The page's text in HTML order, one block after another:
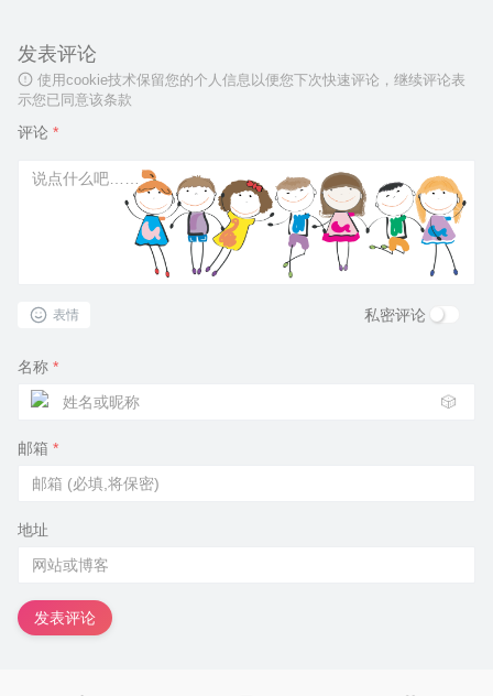
发表评论
使用cookie技术保留您的个人信息以便您下次快速评论，继续评论表
示您已同意该条款
评论 *
表情 私密评论
名称 *
🎲
邮箱 *
地址
发表评论